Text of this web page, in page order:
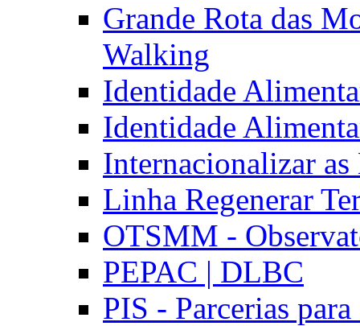
Grande Rota das
Walking
Identidade
Identidade
Internacionalizar
Linha Regenerar
OTSMM -
PEPAC | DLBC
PIS - Parcerias